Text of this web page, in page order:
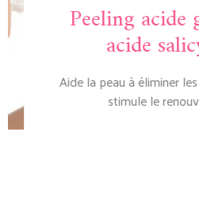
Peeling acide
acide
Aide la peau à éliminer
stimule le